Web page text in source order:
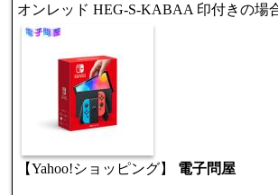
オンレッド HEG-S-KABAA 印付きの場
【Yahoo!ショッピング】 電子問屋